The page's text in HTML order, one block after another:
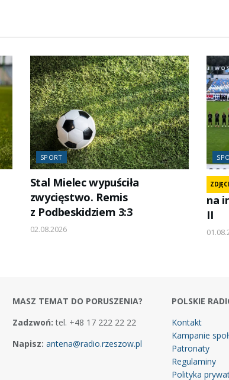
SPORT
Stal Mielec wypuściła
zwycięstwo. Remis
z Podbeskidziem 3:3
02.08.2026
na
II
MASZ TEMAT DO PORUSZENIA?
Zadzwoń: tel. +48 17 222 22 22
Napisz: antena@radio.rzeszow.pl
POLSKIE
Kontakt
Kampanie
Patronaty
Regulaminy
Polityka